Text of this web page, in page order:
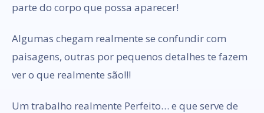
parte do corpo que possa aparecer!
Algumas chegam realmente se confundir com
paisagens, outras por pequenos detalhes te fazem
ver o que realmente são!!!
Um trabalho realmente Perfeito… e que serve de